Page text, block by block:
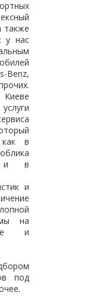
также
у нас
как в
и в
и
на
и
под